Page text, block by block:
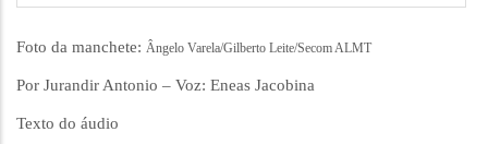
Foto da manchete: Ângelo Varela/Gilberto Leite/Secom ALMT
Por Jurandir Antonio – Voz: Eneas Jacobina
Texto do áudio